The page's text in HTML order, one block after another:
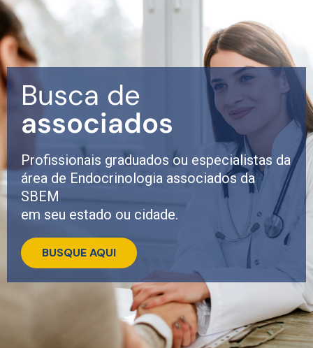
Busca de
associados
Profissionais graduados ou especialistas da
área de Endocrinologia associados da
SBEM
em seu estado ou cidade.
BUSQUE AQUI